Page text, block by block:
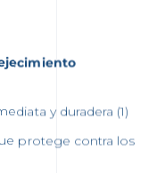
y duradera (1)
protege contra los